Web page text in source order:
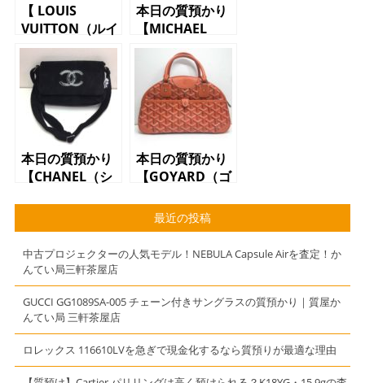
【 LOUIS
VUITTON（ルイ
ヴィトン）アク
セサリーポー
チ M51980
ポシェット ア
クセソワ―ル
モノグラム】
本日の質預かり
【MICHAEL
KORS（マイケ
ルコース）トー
トバッグ
30T3GTVT6B
JET SET
TRAVEL】
本日の質預かり
【CHANEL（シ
ーバッグ ブラ
ック】
本日の質預かり
【GOYARD（ゴ
ャンヌPM ハ
ンドバッグ】
最近の投稿
中古プロジェクターの人気モデル！NEBULA Capsule Airを査定！か
んてい局三軒茶屋店
GUCCI GG1089SA-005 チェーン付きサングラスの質預かり｜質屋か
んてい局 三軒茶屋店
ロレックス 116610LVを急ぎで現金化するなら質預りが最適な理由